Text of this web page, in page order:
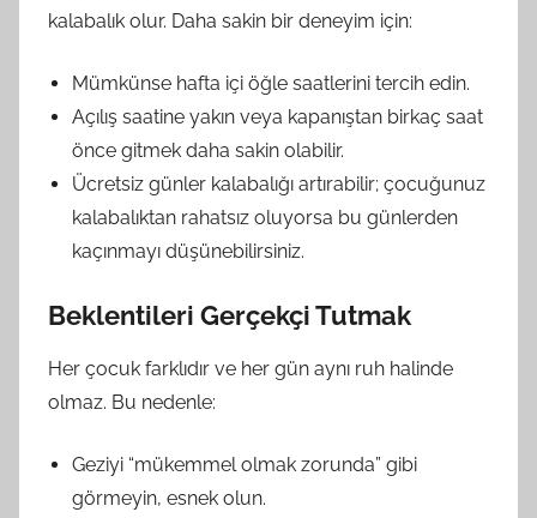
kalabalık olur. Daha sakin bir deneyim için:
Mümkünse hafta içi öğle saatlerini tercih edin.
Açılış saatine yakın veya kapanıştan birkaç saat
önce gitmek daha sakin olabilir.
Ücretsiz günler kalabalığı artırabilir; çocuğunuz
kalabalıktan rahatsız oluyorsa bu günlerden
kaçınmayı düşünebilirsiniz.
Beklentileri Gerçekçi Tutmak
Her çocuk farklıdır ve her gün aynı ruh halinde
olmaz. Bu nedenle:
Geziyi “mükemmel olmak zorunda” gibi
görmeyin, esnek olun.